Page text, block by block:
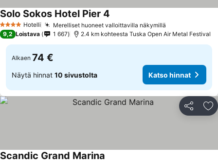
4 Tähtiluokitus
Hotelli Merelliset huoneet valloittavilla näkymillä
Solo Sokos Hotel Pier 4
9,2 Loistava 1 667 2.4 km kohteesta Tuska Open Air Metal Festival
Alkaen 74 €
Näytä hinnat 10 sivustolta Katso hinnat
Jaa
Scandic Grand Marina